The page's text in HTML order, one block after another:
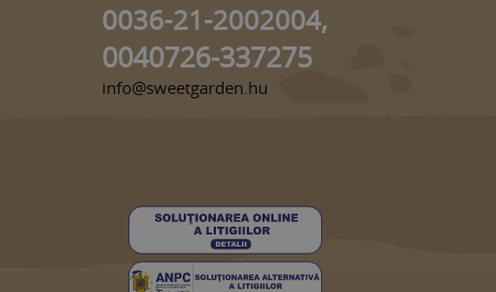
0036-21-2002004,
0040726-337275
info@sweetgarden.hu